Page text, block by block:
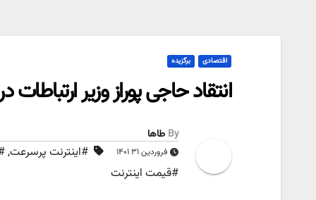
اقتصادی برگزیده
انتقاد حاجی پوراز وزیر
By طاها
فروردین ۳۱ ۱۴۰۱ #اینترنت پرسرعت,
#قیمت اینترنت